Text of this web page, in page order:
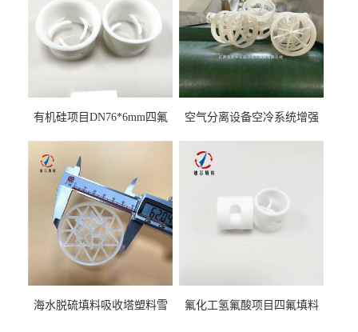
有机硅项目DN76*6mm四氟
空气分离设备空冷系统增强
海水脱硫填料吸收塔塑料雪
氟化工氢氟酸项目四氟填料